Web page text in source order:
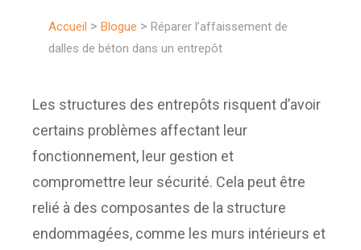
Accueil > Blogue > Réparer l’affaissement de
dalles de béton dans un entrepôt
Les structures des entrepôts risquent d’avoir
certains problèmes affectant leur
fonctionnement, leur gestion et
compromettre leur sécurité. Cela peut être
relié à des composantes de la structure
endommagées, comme les murs intérieurs et